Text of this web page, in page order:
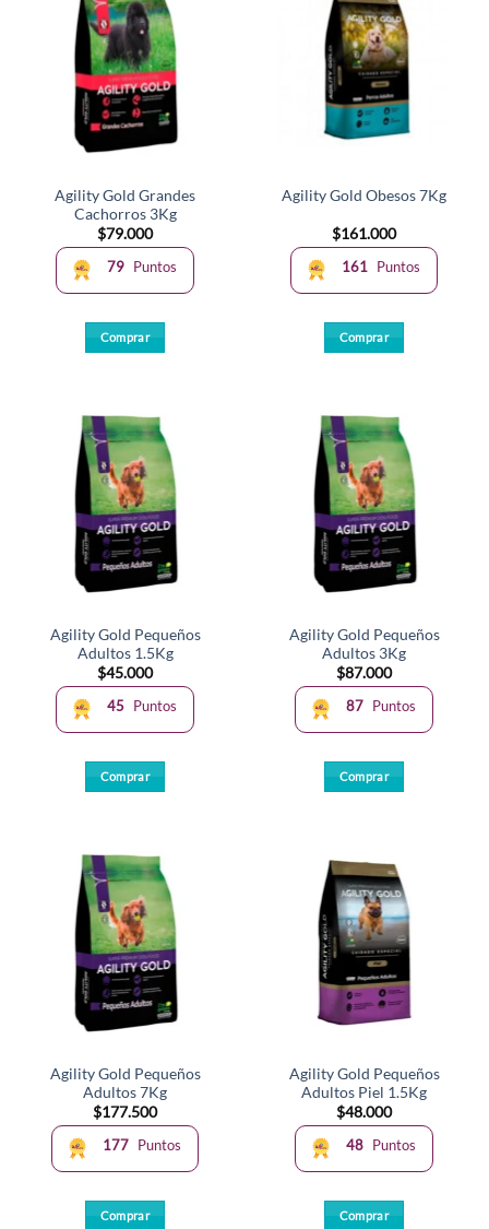
Agility Gold Grandes
Cachorros 3Kg
$79.000
79 Puntos
Comprar
Agility Gold Obesos 7Kg
$161.000
161 Puntos
Comprar
Agility Gold Pequeños
Adultos 1.5Kg
$45.000
45 Puntos
Comprar
Agility Gold Pequeños
Adultos 3Kg
$87.000
87 Puntos
Comprar
Agility Gold Pequeños
Adultos 7Kg
$177.500
177 Puntos
Comprar
Agility Gold Pequeños
Adultos Piel 1.5Kg
$48.000
48 Puntos
Comprar